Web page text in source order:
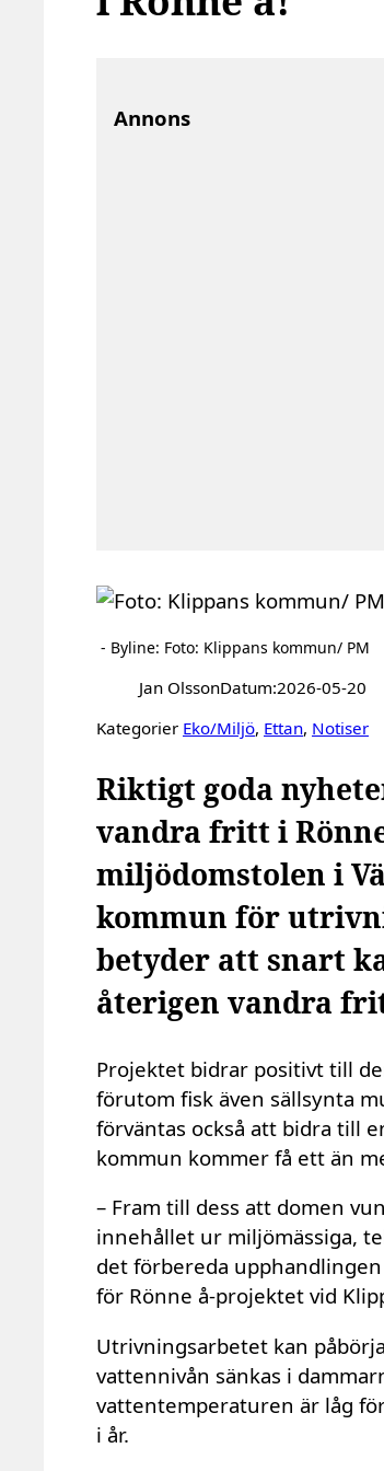
Annons
- Byline: Foto: Klippans kommun/ PM
Jan OlssonDatum:2026-05-20
Kategorier Eko/Miljö, Ettan, Notiser
Riktigt goda
vandra fritt i
miljödomstolen i
kommun för
betyder att snart
återigen vandra
Projektet bidrar positivt till
förutom fisk även sällsynta
förväntas också att bidra till
kommun kommer få ett än
– Fram till dess att domen
innehållet ur miljömässiga,
det förbereda
för Rönne å-projektet vid
Utrivningsarbetet kan
vattennivån sänkas i
vattentemperaturen är låg
i år.